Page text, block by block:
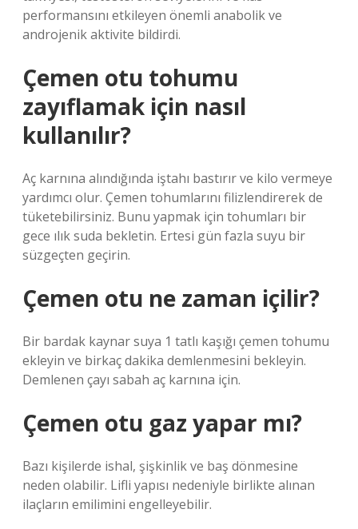
performansını etkileyen önemli anabolik ve
androjenik aktivite bildirdi.
Çemen otu tohumu
zayıflamak için nasıl
kullanılır?
Aç karnına alındığında iştahı bastırır ve kilo vermeye
yardımcı olur. Çemen tohumlarını filizlendirerek de
tüketebilirsiniz. Bunu yapmak için tohumları bir
gece ılık suda bekletin. Ertesi gün fazla suyu bir
süzgeçten geçirin.
Çemen otu ne zaman içilir?
Bir bardak kaynar suya 1 tatlı kaşığı çemen tohumu
ekleyin ve birkaç dakika demlenmesini bekleyin.
Demlenen çayı sabah aç karnına için.
Çemen otu gaz yapar mı?
Bazı kişilerde ishal, şişkinlik ve baş dönmesine
neden olabilir. Lifli yapısı nedeniyle birlikte alınan
ilaçların emilimini engelleyebilir.